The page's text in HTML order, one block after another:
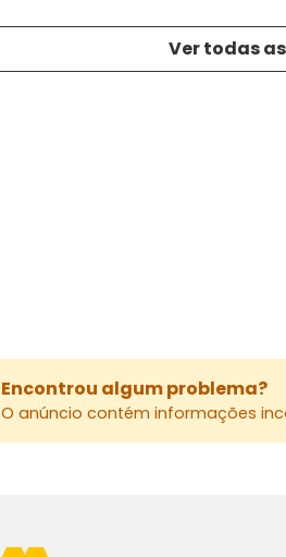
Ver todas
Encontrou algum problema?
O anúncio contém informações